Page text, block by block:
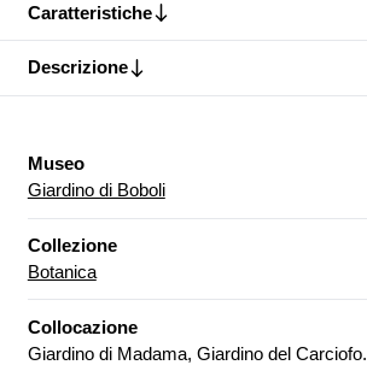
Caratteristiche
Descrizione
Museo
Giardino di Boboli
Collezione
Botanica
Collocazione
Giardino di Madama, Giardino del Carciofo.